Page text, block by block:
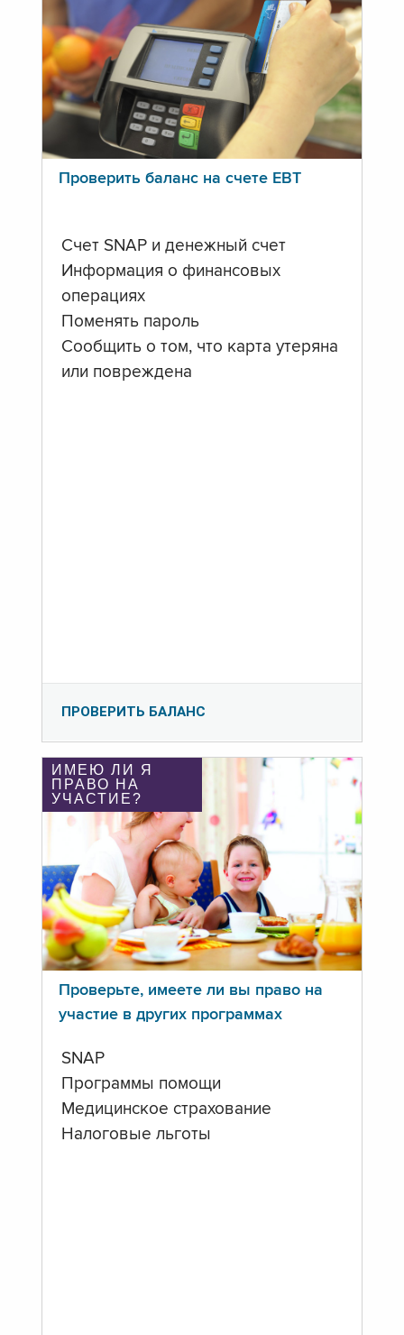
Проверить баланс на счете ЕВТ
Счет SNAP и денежный счет
Информация о финансовых
операциях
Поменять пароль
Сообщить о том, что карта утеряна
или повреждена
ПРОВЕРИТЬ БАЛАНС
ИМЕЮ ЛИ Я
ПРАВО НА
УЧАСТИЕ?
Проверьте, имеете ли вы право на
участие в других программах
SNAP
Программы помощи
Медицинское страхование
Налоговые льготы